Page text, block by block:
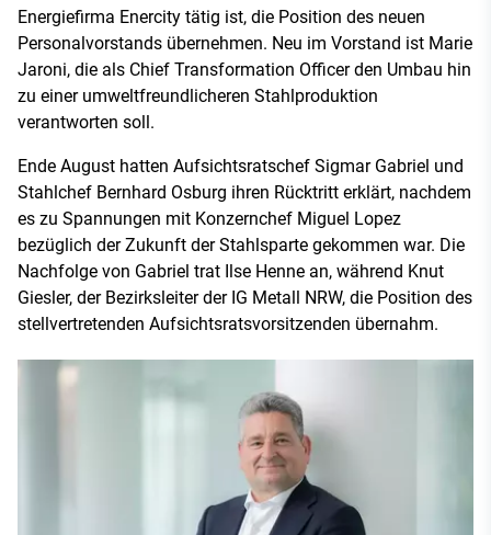
Energiefirma Enercity tätig ist, die Position des neuen
Personalvorstands übernehmen. Neu im Vorstand ist Marie
Jaroni, die als Chief Transformation Officer den Umbau hin
zu einer umweltfreundlicheren Stahlproduktion
verantworten soll.
Ende August hatten Aufsichtsratschef Sigmar Gabriel und
Stahlchef Bernhard Osburg ihren Rücktritt erklärt, nachdem
es zu Spannungen mit Konzernchef Miguel Lopez
bezüglich der Zukunft der Stahlsparte gekommen war. Die
Nachfolge von Gabriel trat Ilse Henne an, während Knut
Giesler, der Bezirksleiter der IG Metall NRW, die Position des
stellvertretenden Aufsichtsratsvorsitzenden übernahm.